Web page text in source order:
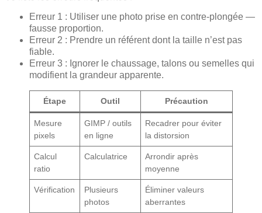
Erreur 1 : Utiliser une photo prise en contre-plongée —
fausse proportion.
Erreur 2 : Prendre un référent dont la taille n’est pas
fiable.
Erreur 3 : Ignorer le chaussage, talons ou semelles qui
modifient la grandeur apparente.
Étape Outil Précaution
Mesure
pixels
GIMP / outils
en ligne
Recadrer pour éviter
la distorsion
Calcul
ratio
Calculatrice
Arrondir après
moyenne
Vérification
Plusieurs
photos
Éliminer valeurs
aberrantes